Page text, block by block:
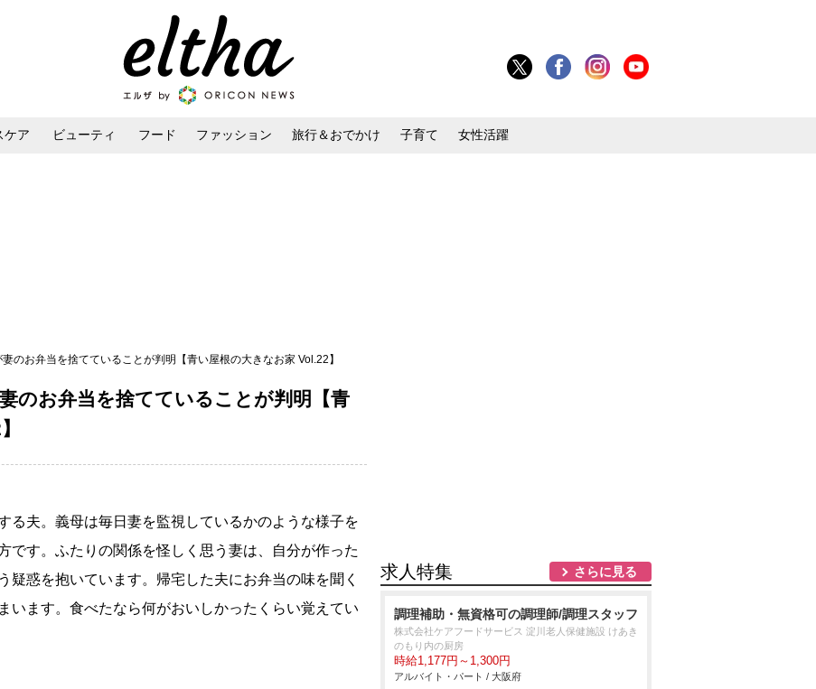
ケア ビューティ フード ファッション 旅行＆おでかけ 子育て 女性活躍
のお弁当を捨てていることが判明【青い屋根の大きなお家 Vol.22】
のお弁当を捨てていることが判明【青
る夫。義母は毎日妻を監視しているかのような様子を
です。ふたりの関係を怪しく思う妻は、自分が作った
疑惑を抱いています。帰宅した夫にお弁当の味を聞く
います。食べたなら何がおいしかったくらい覚えてい
求人特集 さらに見る
調理補助・無資格可の調理師/調理スタッフ
株式会社ケアフードサービス 淀川老人保健施設 けあき
のもり内の厨房
時給1,177円～1,300円
アルバイト・パート / 大阪府